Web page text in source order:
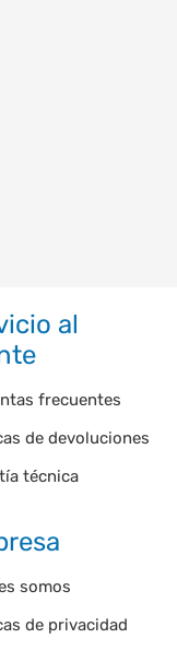
al
frecuentes
de devoluciones
técnica
somos
de privacidad